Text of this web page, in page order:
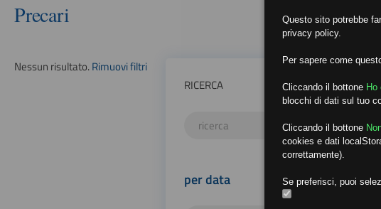
Precari
Nessun risultato.Rimuovi filtri
RICERCA
per data
Questo sito potrebbe
privacy policy.
Per sapere come
Cliccando il bottone Ho
blocchi di dati sul tuo
Cliccando il bottone
cookies e dati
correttamente).
Se preferisci, puoi